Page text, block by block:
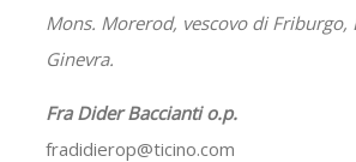
Mons. Morerod, vescovo di Friburgo,
Ginevra.
Fra Dider Baccianti o.p.
fradidierop@ticino.com